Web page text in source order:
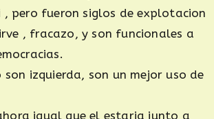
pero fueron siglos de explotacion
, fracazo, y son funcionales a
izquierda, son un mejor uso de
igual que el estaria junto a